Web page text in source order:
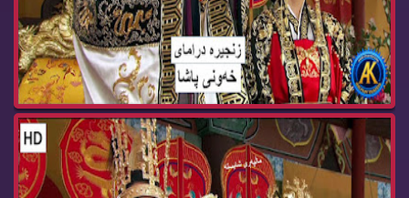
زنجیره‌ درامای خه‌ونی پاشا ئه‌ڵقه‌ی 62 dramay x...